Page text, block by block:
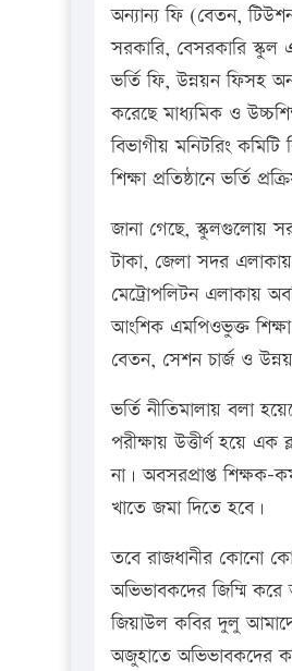
অন্যান্য ফি (বেতন,
সরকারি, বেসরকারি স্কুল
ভর্তি ফি, উন্নয়ন ফিসহ
করেছে মাধ্যমিক ও
বিভাগীয় মনিটরিং
শিক্ষা প্রতিষ্ঠানে ভর্তি
জানা গেছে, স্কুলগুলোয়
টাকা, জেলা সদর এলাকায়
মেট্রোপলিটন এলাকায়
আংশিক এমপিওভুক্ত শিক্ষা
বেতন, সেশন চার্জ ও
ভর্তি নীতিমালায় বলা
পরীক্ষায় উত্তীর্ণ হয়ে এক
না। অবসরপ্রাপ্ত শিক্ষক-
খাতে জমা দিতে হবে।
তবে রাজধানীর কোনো
অভিভাবকদের জিম্মি
জিয়াউল কবির দুলু
অজুহাতে অভিভাবকদের